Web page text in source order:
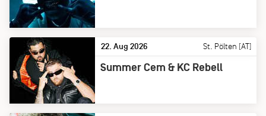
St. Pölten [AT]
22. Aug 2026
Summer Cem & KC Rebell